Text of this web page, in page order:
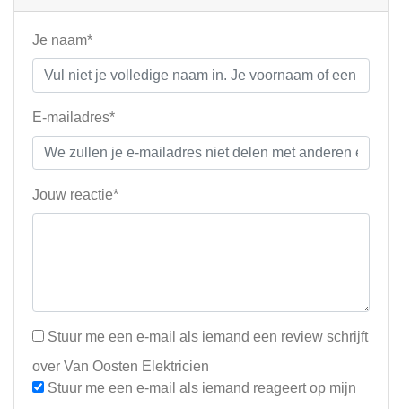
Je naam*
E-mailadres*
Jouw reactie*
Stuur me een e-mail als iemand een review schrijft
over Van Oosten Elektricien
Stuur me een e-mail als iemand reageert op mijn